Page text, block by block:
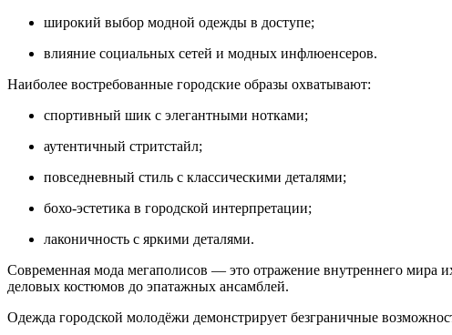
широкий выбор модной одежды в доступе;
влияние социальных сетей и модных инфлюенсеров.
Наиболее востребованные городские образы охватывают:
спортивный шик с элегантными нотками;
аутентичный стритстайл;
повседневный стиль с классическими деталями;
бохо-эстетика в городской интерпретации;
лаконичность с яркими деталями.
Современная мода мегаполисов — это отражение внутреннего мира
деловых костюмов до эпатажных ансамблей.
Одежда городской молодёжи демонстрирует безграничные